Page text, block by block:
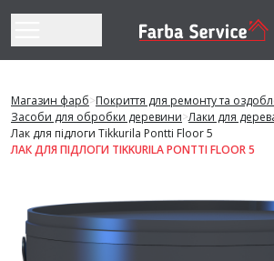
Магазин фарб>Покриття для ремонту та
Засоби для обробки деревини>Лаки для
Лак для підлоги Tikkurila Pontti Floor 5
ЛАК ДЛЯ ПІДЛОГИ TIKKURILA PONTTI FLOOR 5